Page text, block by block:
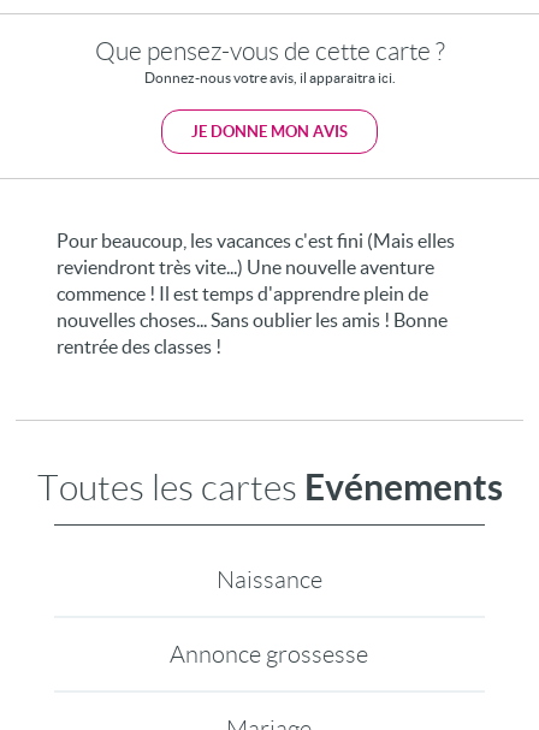
Que pensez-vous de cette carte ?
Donnez-nous votre avis, il apparaitra ici.
JE DONNE MON AVIS
Pour beaucoup, les vacances c'est fini (Mais elles
reviendront très vite...) Une nouvelle aventure
commence ! Il est temps d'apprendre plein de
nouvelles choses... Sans oublier les amis ! Bonne
rentrée des classes !
Toutes les cartes Evénements
Naissance
Annonce grossesse